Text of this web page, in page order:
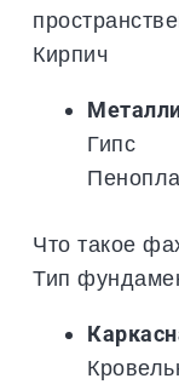
Кирпич
Гипс
Что такое
Тип